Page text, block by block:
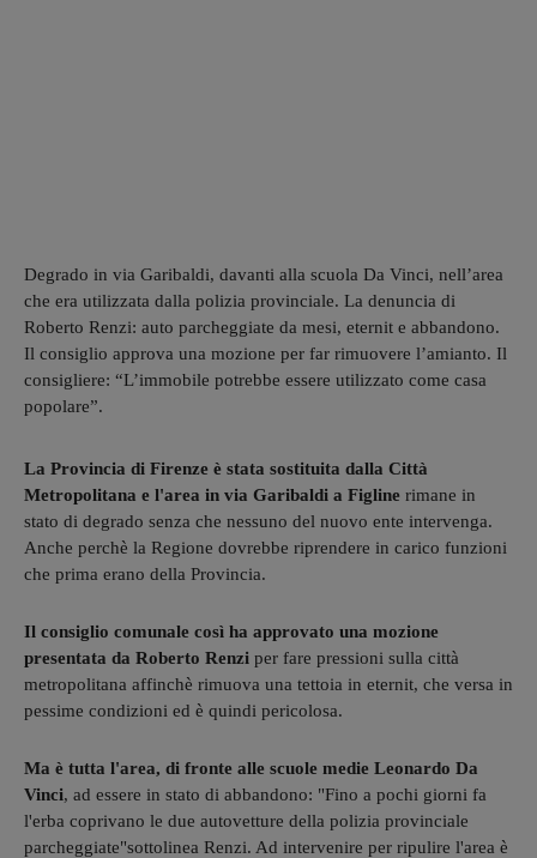
Degrado in via Garibaldi, davanti alla scuola Da Vinci, nell’area
che era utilizzata dalla polizia provinciale. La denuncia di
Roberto Renzi: auto parcheggiate da mesi, eternit e abbandono.
Il consiglio approva una mozione per far rimuovere l’amianto. Il
consigliere: “L’immobile potrebbe essere utilizzato come casa
popolare”.
La Provincia di Firenze è stata sostituita dalla Città
Metropolitana e l'area in via Garibaldi a Figline rimane in
stato di degrado senza che nessuno del nuovo ente intervenga.
Anche perchè la Regione dovrebbe riprendere in carico funzioni
che prima erano della Provincia.
Il consiglio comunale così ha approvato una mozione
presentata da Roberto Renzi per fare pressioni sulla città
metropolitana affinchè rimuova una tettoia in eternit, che versa in
pessime condizioni ed è quindi pericolosa.
Ma è tutta l'area, di fronte alle scuole medie Leonardo Da
Vinci, ad essere in stato di abbandono: "Fino a pochi giorni fa
l'erba coprivano le due autovetture della polizia provinciale
parcheggiate"sottolinea Renzi. Ad intervenire per ripulire l'area è